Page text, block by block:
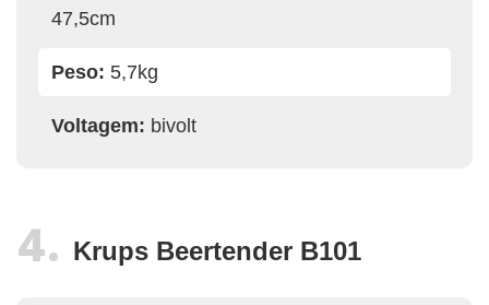
47,5cm
Peso: 5,7kg
Voltagem: bivolt
Krups Beertender B101